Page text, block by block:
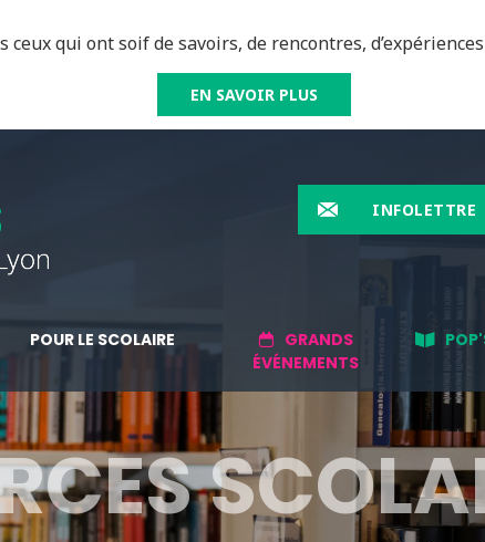
ceux qui ont soif de savoirs, de rencontres,
EN SAVOIR PLUS
INFOLETTRE
POUR LE SCOLAIRE
GRANDS
ÉVÉNEMENTS